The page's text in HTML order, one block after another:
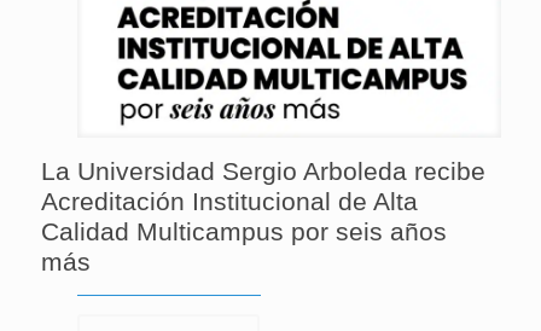
La Universidad Sergio Arboleda recibe
Acreditación Institucional de Alta
Calidad Multicampus por seis años
más